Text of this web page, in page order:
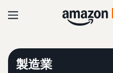
製造業